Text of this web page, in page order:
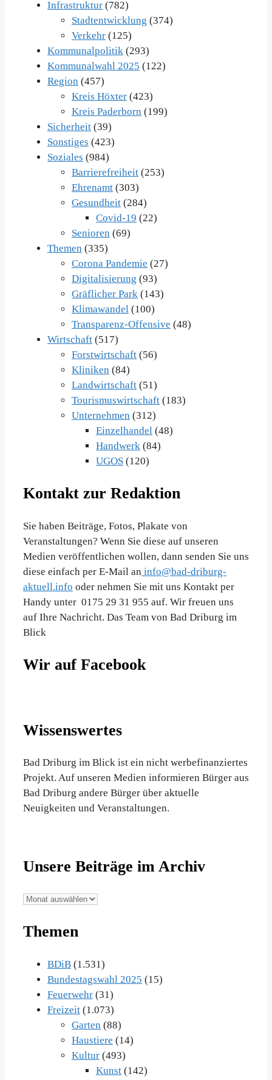
Infrastruktur (782)
Stadtentwicklung (374)
Verkehr (125)
Kommunalpolitik (293)
Kommunalwahl 2025 (122)
Region (457)
Kreis Höxter (423)
Kreis Paderborn (199)
Sicherheit (39)
Sonstiges (423)
Soziales (984)
Barrierefreiheit (253)
Ehrenamt (303)
Gesundheit (284)
Covid-19 (22)
Senioren (69)
Themen (335)
Corona Pandemie (27)
Digitalisierung (93)
Gräflicher Park (143)
Klimawandel (100)
Transparenz-Offensive (48)
Wirtschaft (517)
Forstwirtschaft (56)
Kliniken (84)
Landwirtschaft (51)
Tourismuswirtschaft (183)
Unternehmen (312)
Einzelhandel (48)
Handwerk (84)
UGOS (120)
Kontakt zur Redaktion
Sie haben Beiträge, Fotos, Plakate von
Veranstaltungen? Wenn Sie diese auf unseren
Medien veröffentlichen wollen, dann senden Sie uns
diese einfach per E-Mail an info@bad-driburg-
aktuell.info oder nehmen Sie mit uns Kontakt per
Handy unter 0175 29 31 955 auf. Wir freuen uns
auf Ihre Nachricht. Das Team von Bad Driburg im
Blick
Wir auf Facebook
Wissenswertes
Bad Driburg im Blick ist ein nicht werbefinanziertes
Projekt. Auf unseren Medien informieren Bürger aus
Bad Driburg andere Bürger über aktuelle
Neuigkeiten und Veranstaltungen.
Unsere Beiträge im Archiv
Unsere
im
Themen
BDiB (1.531)
Bundestagswahl 2025 (15)
Feuerwehr (31)
Freizeit (1.073)
Garten (88)
Haustiere (14)
Kultur (493)
Kunst (142)